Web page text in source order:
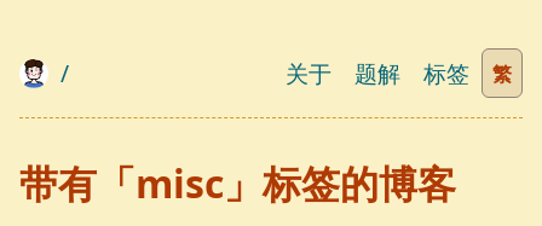
/ 关于 题解 标签 繁
带有「misc」标签的博客